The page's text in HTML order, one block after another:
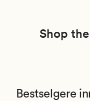
Shop
Bestselgere